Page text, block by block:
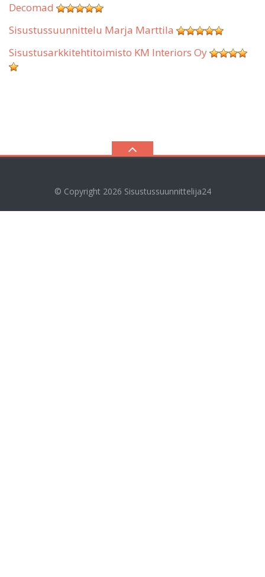
Decomad
Sisustussuunnittelu Marja Marttila
Sisustusarkkitehtitoimisto KM Interiors Oy
© Copyright 2026 Sisustussuunnittelija24